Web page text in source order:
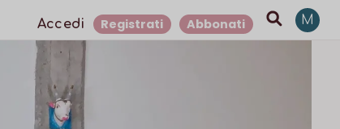
Accedi Registrati Abbonati M